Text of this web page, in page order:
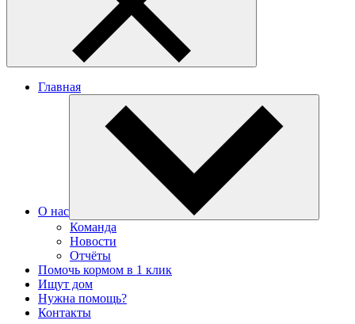
Главная
О нас
Команда
Новости
Отчёты
Помочь кормом в 1 клик
Ищут дом
Нужна помощь?
Контакты